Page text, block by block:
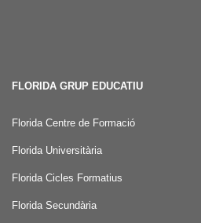
FLORIDA GRUP EDUCATIU
Florida Centre de Formació
Florida Universitària
Florida Cicles Formatius
Florida Secundària